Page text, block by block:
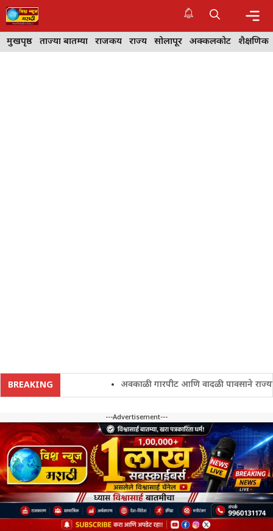
Skip
to
content
मुखपृष्ठ ताज्या बातम्या राजकीय राज्य सोलापूर अक्कलकोट शैक्षणिक
BREAKING अवकाळी गारपीट आणि वादळी पावसाने
---Advertisement---